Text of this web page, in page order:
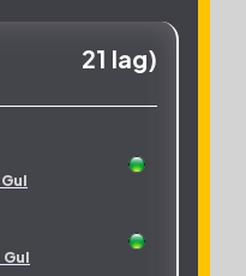
21 lag)
Gul
Gul